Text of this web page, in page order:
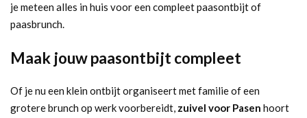
je meteen alles in huis voor een compleet paasontbijt of
paasbrunch.
Maak jouw paasontbijt compleet
Of je nu een klein ontbijt organiseert met familie of een
grotere brunch op werk voorbereidt, zuivel voor Pasen hoort